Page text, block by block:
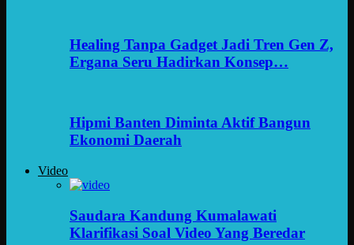
Healing Tanpa Gadget Jadi Tren Gen Z,
Ergana Seru Hadirkan Konsep…
Hipmi Banten Diminta Aktif Bangun
Ekonomi Daerah
Video
Saudara Kandung Kumalawati
Klarifikasi Soal Video Yang Beredar